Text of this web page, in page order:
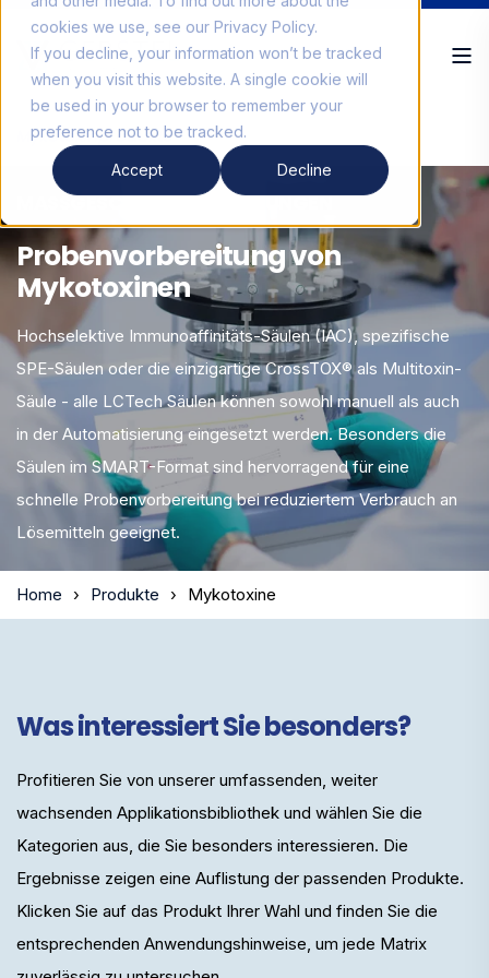
cookies we use, see our Privacy Policy.
If you decline, your information won’t be tracked
when you visit this website. A single cookie will
be used in your browser to remember your
preference not to be tracked.
Accept Decline
Mykotoxinprodukte
MASSGESCHNEIDERTE LÖSUNGEN
Probenvorbereitung von
Mykotoxinen
Hochselektive Immunoaffinitäts-Säulen (IAC), spezifische
SPE-Säulen oder die einzigartige CrossTOX® als Multitoxin-
Säule - alle LCTech Säulen können sowohl manuell als auch
in der Automatisierung eingesetzt werden. Besonders die
Säulen im SMART-Format sind hervorragend für eine
schnelle Probenvorbereitung bei reduziertem Verbrauch an
Lösemitteln geeignet.
Home Produkte Mykotoxine
Was interessiert Sie besonders?
Profitieren Sie von unserer umfassenden, weiter
wachsenden Applikationsbibliothek und wählen Sie die
Kategorien aus, die Sie besonders interessieren. Die
Ergebnisse zeigen eine Auflistung der passenden Produkte.
Klicken Sie auf das Produkt Ihrer Wahl und finden Sie die
entsprechenden Anwendungshinweise, um jede Matrix